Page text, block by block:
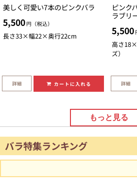
美しく可愛い7本のピンクバラ
5,500 円（税込）
長さ33×幅22×奥行22cm
詳細 カートに入れる
ピンク
ラブリ
5,500
高さ
ズ）
詳細
もっと見る
バラ特集ランキング